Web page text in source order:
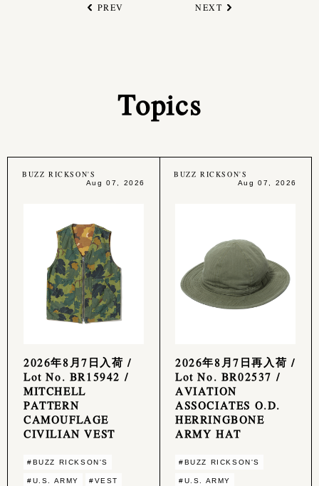
PREV NEXT
Topics
BUZZ RICKSON'S
Aug 07, 2026
2026年8月7日入荷 /
Lot No. BR15942 /
MITCHELL
PATTERN
CAMOUFLAGE
CIVILIAN VEST
#BUZZ RICKSON'S
#U.S. ARMY #VEST
BUZZ RICKSON'S
Aug 07, 2026
2026年8月7日再入荷 /
Lot No. BR02537 /
AVIATION
ASSOCIATES O.D.
HERRINGBONE
ARMY HAT
#BUZZ RICKSON'S
#U.S. ARMY